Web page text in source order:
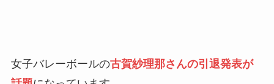
女子バレーボールの古賀紗理那さんの引退発表が